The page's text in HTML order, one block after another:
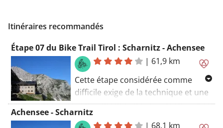
Itinéraires recommandés
Étape 07 du Bike Trail Tirol : Scharnitz - Achensee
| 61,9 km
Cette étape considérée comme
difficile exige de la technique et une
bonne condition physique. Avec une
longueur de 60 kilomètres
Achensee - Scharnitz
| 68,1 km